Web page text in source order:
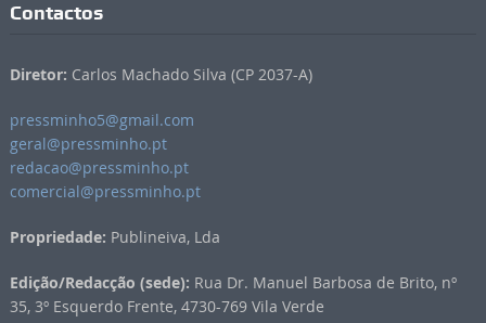
Contactos
Diretor: Carlos Machado Silva (CP 2037-A)
pressminho5@gmail.com
geral@pressminho.pt
redacao@pressminho.pt
comercial@pressminho.pt
Propriedade: Publineiva, Lda
Edição/Redacção (sede): Rua Dr. Manuel Barbosa de Brito, nº
35, 3º Esquerdo Frente, 4730-769 Vila Verde